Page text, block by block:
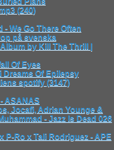
(240)
- We Go There Often
på svenska
by Kill The Thrill |
Of Eyes
Dreams Of Epilepsy
spotify (3147)
ASANAS
Jocafi, Adrian Younge &
- Jazz Is Dead 026
P-Ro x Tali Rodriguez - APE